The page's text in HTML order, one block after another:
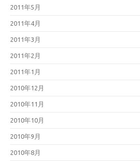
2011年5月
2011年4月
2011年3月
2011年2月
2011年1月
2010年12月
2010年11月
2010年10月
2010年9月
2010年8月